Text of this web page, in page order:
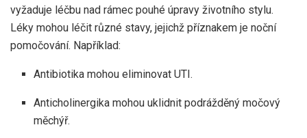
vyžaduje léčbu nad rámec pouhé úpravy životního stylu.
Léky mohou léčit různé stavy, jejichž příznakem je noční
pomočování. Například:
Antibiotika mohou eliminovat UTI.
Anticholinergika mohou uklidnit podrážděný močový
měchýř.